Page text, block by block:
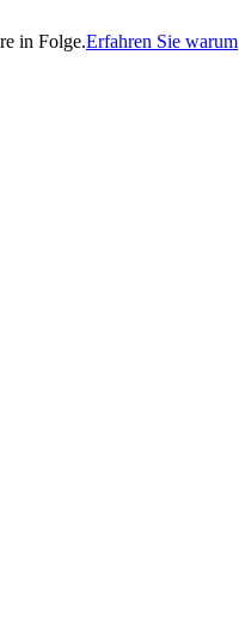
in Folge.Erfahren Sie warum